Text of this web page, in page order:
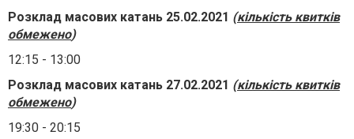
Розклад масових катань 25.02.2021 (кількість квитків
обмежено)
12:15 - 13:00
Розклад масових катань 27.02.2021 (кількість квитків
обмежено)
19:30 - 20:15